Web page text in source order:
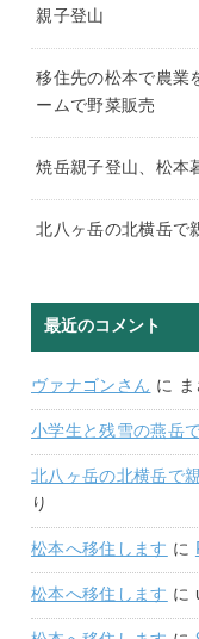
親子登山
移住先の松本で農業
ームで野菜販売
焼岳親子登山、松本
北八ヶ岳の北横岳で
最近のコメント
ヴァナゴンさん に
小学生と残雪の燕岳
北八ヶ岳の北横岳で
り
松本へ移住します に
松本へ移住します に